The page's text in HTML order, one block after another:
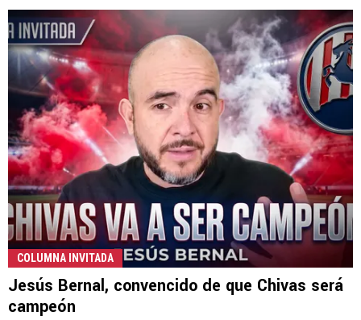
COLUMNA INVITADA
Jesús Bernal, convencido de que Chivas será
campeón